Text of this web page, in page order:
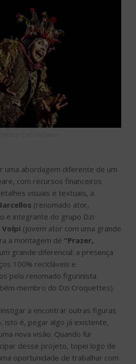
uma abordagem diferente de um
com recursos financeiros
visuais e textuais, a
(renomado ator,
e integrante do grupo Dzi
(jovem ator com uma grande
a montagem de “Prazer,
grande diferencial: a presença
100% recicláveis e
pelo renomado figurinista
membro do Dzi Croquettes).
a encontrar outras figuras
isto é, pegar algo já existente,
nova visão. Quando fui
desse projeto, topei logo de
oportunidade de trabalhar com